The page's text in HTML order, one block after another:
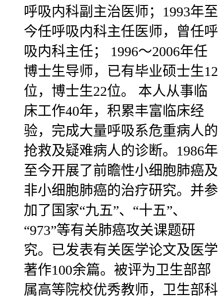
呼吸内科副主治医师；1993年至
今任呼吸内科主任医师，曾任呼
吸内科主任； 1996～2006年任
博士生导师，已有毕业硕士生12
位，博士生22位。 本人从事临
床工作40年，积累丰富临床经
验，完成大量呼吸系危重病人的
抢救及疑难病人的诊断。1986年
至今开展了前瞻性小细胞肺癌及
非小细胞肺癌的治疗研究。并参
加了国家“九五”、“十五”、
“973”等有关肺癌攻关课题研
究。已发表有关医学论文及医学
著作100余篇。被评为卫生部部
属高等院校优秀教师，卫生部科